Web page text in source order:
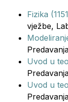
Fizika
vježbe,
Uvod u
Uvod u